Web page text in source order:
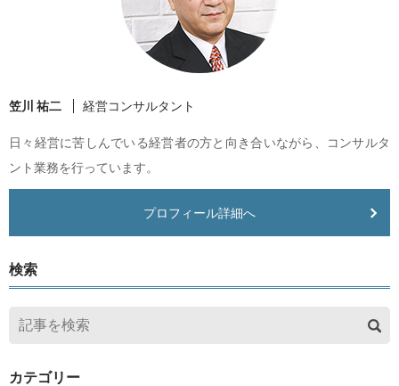
笠川 祐二 経営コンサルタント
日々経営に苦しんでいる経営者の方と向き合いながら、コンサルタ
ント業務を行っています。
プロフィール詳細へ
検索
カテゴリー